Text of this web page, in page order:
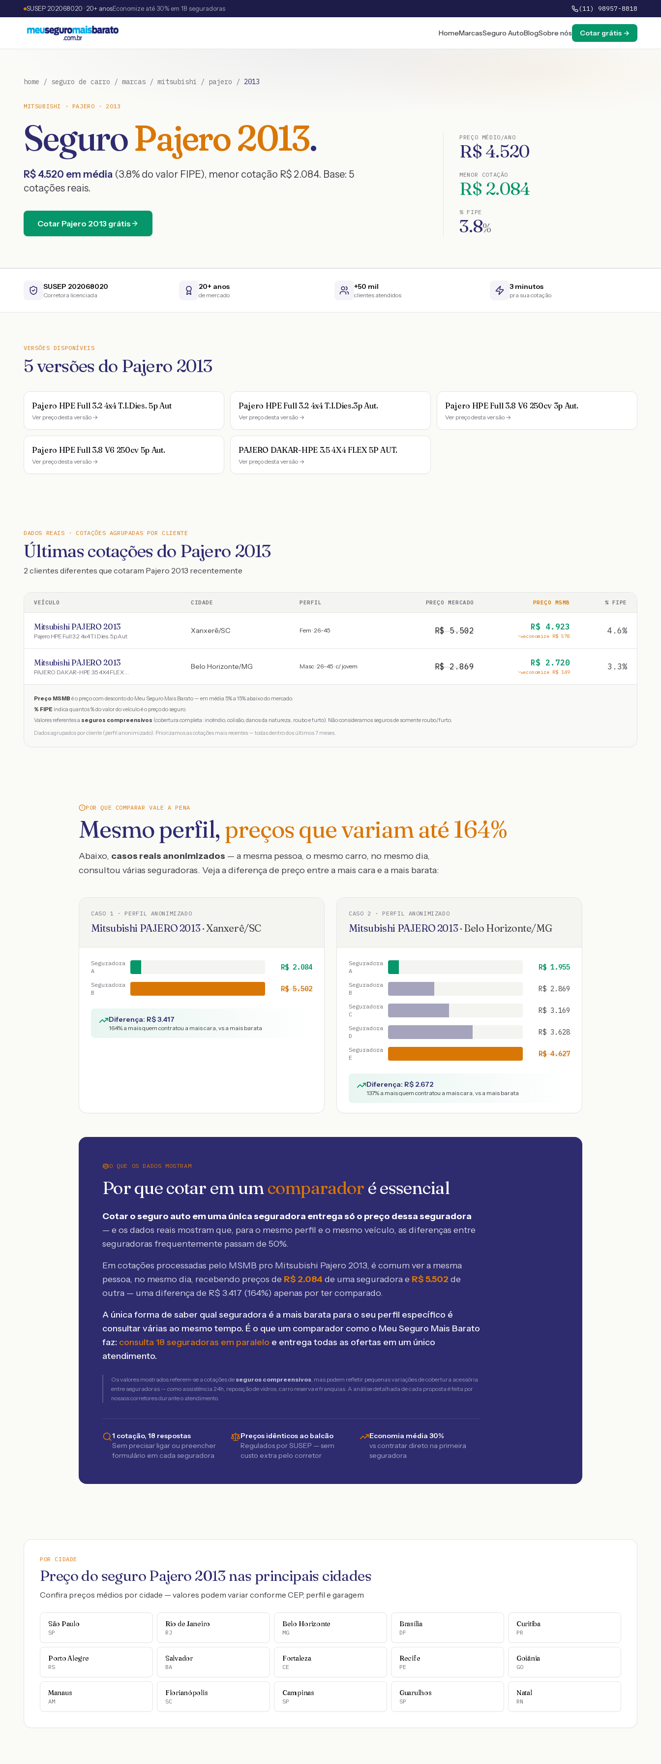
SUSEP 202068020 · 20+ anosEconomize até 30% em 18 seguradoras (11) 98957-8818
HomeMarcasSeguro AutoBlogSobre nós Cotar grátis →
home / seguro de carro / marcas / mitsubishi / pajero / 2013
MITSUBISHI · PAJERO · 2013
SeguroPajero2013.
R$ 4.520 em média (3.8% do valor FIPE), menor cotação R$ 2.084. Base: 5
cotações reais.
Cotar Pajero 2013 grátis
PREÇO MÉDIO/ANO
R$ 4.520
MENOR COTAÇÃO
R$ 2.084
% FIPE
3.8%
SUSEP 202068020
Corretora licenciada
20+ anos
de mercado
+50 mil
clientes atendidos
3 minutos
pra sua cotação
VERSÕES DISPONÍVEIS
5versões do Pajero 2013
Pajero HPE Full 3.2 4x4 T.I.Dies. 5p Aut
Ver preço desta versão →
Pajero HPE Full 3.2 4x4 T.I.Dies.3p Aut.
Ver preço desta versão →
Pajero HPE Full 3.8 V6 250cv 3p Aut.
Ver preço desta versão →
Pajero HPE Full 3.8 V6 250cv 5p Aut.
Ver preço desta versão →
PAJERO DAKAR-HPE 3.5 4X4 FLEX 5P AUT.
Ver preço desta versão →
DADOS REAIS · COTAÇÕES AGRUPADAS POR CLIENTE
Últimas cotações do Pajero 2013
2 clientes diferentes que cotaram Pajero 2013 recentemente
VEÍCULO CIDADE PERFIL PREÇO MERCADO PREÇO MSMB % FIPE
Mitsubishi PAJERO 2013
Pajero HPE Full 3.2 4x4 T.I.Dies. 5p Aut
Xanxerê/SC Fem · 26-45 R$5.502 R$ 4.923
economize R$ 578
4.6%
Mitsubishi PAJERO 2013
PAJERO DAKAR-HPE 3.5 4X4 FLEX 5P AUT.
Belo Horizonte/MG Masc · 26-45 · c/ jovem R$2.869 R$ 2.720
economize R$ 149
3.3%
Preço MSMB é o preço com desconto do Meu Seguro Mais Barato — em média 5% a 15% abaixo do mercado.
% FIPE indica quantos % do valor do veículo é o preço do seguro.
Valores referentes a seguros compreensivos (cobertura completa: incêndio, colisão, danos da natureza, roubo e furto). Não consideramos seguros de somente roubo/furto.
Dados agrupados por cliente (perfil anonimizado). Priorizamos as cotações mais recentes — todas dentro dos últimos 7 meses.
POR QUE COMPARAR VALE A PENA
Mesmo perfil, preços que variam até 164%
Abaixo, casos reais anonimizados — a mesma pessoa, o mesmo carro, no mesmo dia,
consultou várias seguradoras. Veja a diferença de preço entre a mais cara e a mais barata:
CASO 1 · PERFIL ANONIMIZADO
Mitsubishi PAJERO 2013·Xanxerê/SC
Seguradora
A
R$ 2.084
Seguradora
B
R$5.502
Diferença: R$3.417
164% a mais quem contratou a mais cara, vs a mais barata
CASO 2 · PERFIL ANONIMIZADO
Mitsubishi PAJERO 2013· Belo Horizonte/MG
Seguradora
A
R$ 1.955
Seguradora
B
R$ 2.869
Seguradora
C
R$ 3.169
Seguradora
D
R$ 3.628
Seguradora
E
R$4.627
Diferença: R$ 2.672
137% a mais quem contratou a mais cara, vs a mais barata
O QUE OS DADOS MOSTRAM
Por que cotar em umcomparador é essencial
Cotar o seguro auto em uma única seguradora entrega só o preço dessa seguradora
— e os dados reais mostram que, para o mesmo perfil e o mesmo veículo, as diferenças entre
seguradoras frequentemente passam de 50%.
Em cotações processadas pelo MSMB pro Mitsubishi Pajero 2013, é comum ver a mesma
pessoa, no mesmo dia, recebendo preços de R$ 2.084 de uma seguradora e R$5.502 de
outra — uma diferença de R$ 3.417 (164%) apenas por ter comparado.
A única forma de saber qual seguradora é a mais barata para o seu perfil específico é
consultar várias ao mesmo tempo. É o que um comparador como o Meu Seguro Mais Barato
faz: consulta 18 seguradoras em paralelo e entrega todas as ofertas em um único
atendimento.
Os valores mostrados referem-se a cotações de seguros compreensivos, mas podem refletir pequenas variações de cobertura acessória
entre seguradoras — como assistência 24h, reposição de vidros, carro reserva e franquias. A análise detalhada de cada proposta é feita por
nossos corretores durante o atendimento.
1 cotação, 18 respostas
Sem precisar ligar ou preencher
formulário em cada seguradora
Preços idênticos ao balcão
Regulados por SUSEP — sem
custo extra pelo corretor
Economia média 30%
vs contratar direto na primeira
seguradora
POR CIDADE
Preço do seguroPajero 2013nas principais cidades
Confira preços médios por cidade — valores podem variar conforme CEP, perfil e garagem
São Paulo
SP
Rio de Janeiro
RJ
Belo Horizonte
MG
Brasília
DF
Curitiba
PR
Porto Alegre
RS
Salvador
BA
Fortaleza
CE
Recife
PE
Goiânia
GO
Manaus
AM
Florianópolis
SC
Campinas
SP
Guarulhos
SP
Natal
RN